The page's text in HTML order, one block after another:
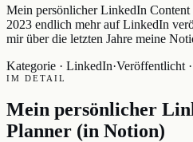
Mein persönlicher LinkedIn
2023 endlich mehr auf LinkedIn
mir über die letzten Jahre meine
Kategorie · LinkedIn·Veröffentlicht ·
IM DETAIL
Mein persönlicher
Planner (in Notion)